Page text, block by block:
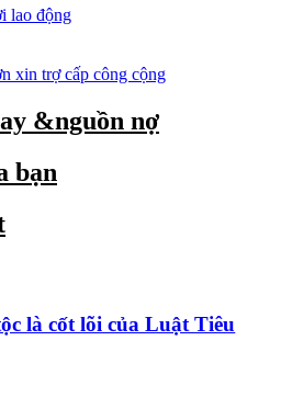
lao động
xin trợ cấp công cộng
&nguồn nợ
bạn
là cốt lõi của Luật Tiêu